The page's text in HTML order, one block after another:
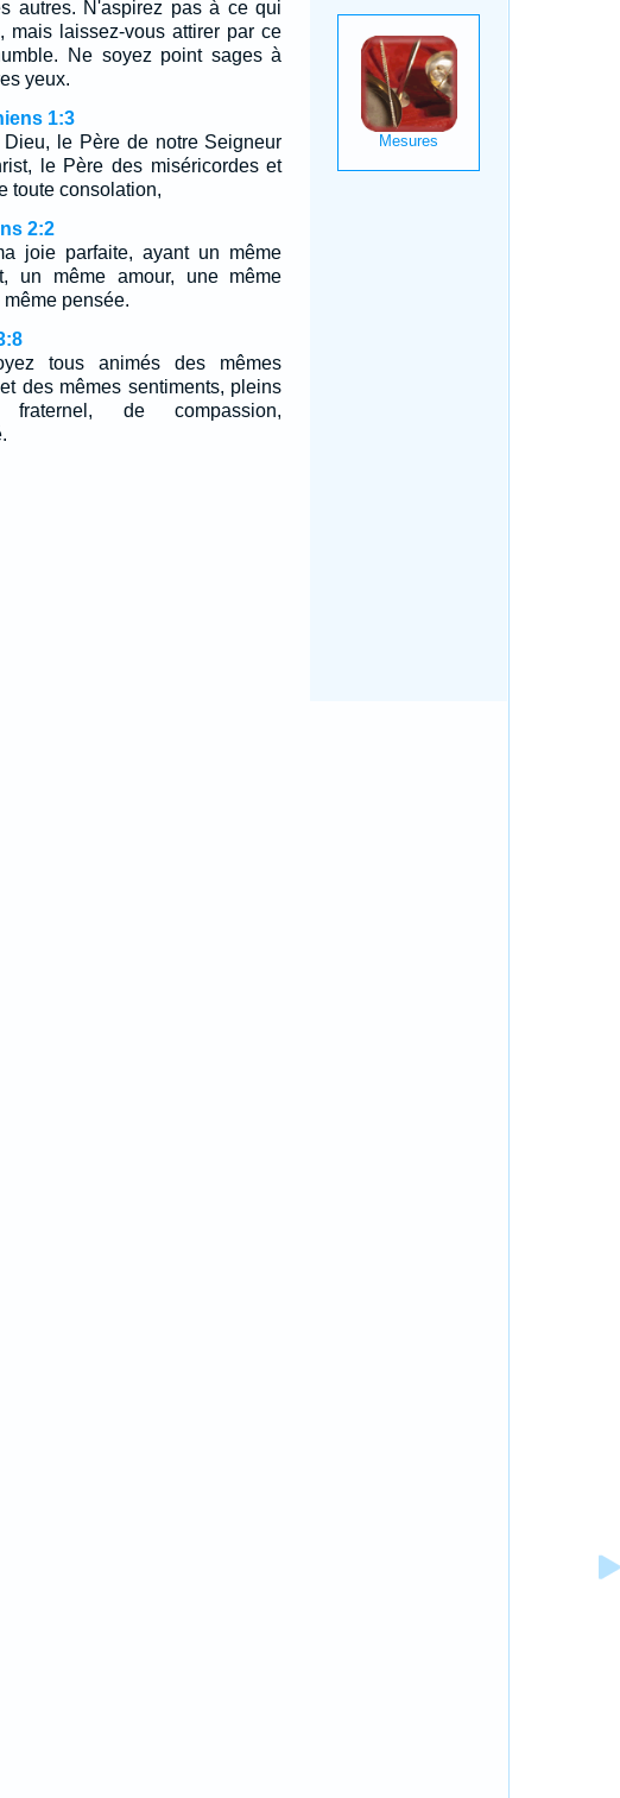
autres. N'aspirez pas à ce qui
mais laissez-vous attirer par ce
Ne soyez point sages à
yeux.
1:3
Dieu, le Père de notre Seigneur
le Père des miséricordes et
toute consolation,
2:2
joie parfaite, ayant un même
un même amour, une même
pensée.
tous animés des mêmes
des mêmes sentiments, pleins
fraternel, de compassion,